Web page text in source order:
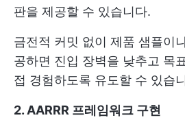
판을 제공할 수 있습니다.
금전적 커밋 없이 제품 샘플이
공하면 진입 장벽을 낮추고 목
접 경험하도록 유도할 수 있습
2. AARRR 프레임워크 구현